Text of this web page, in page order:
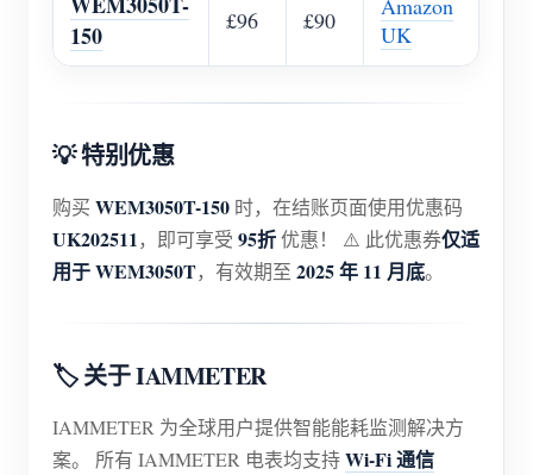
应用商店
光伏排名
150
£96 £90
Amazon
UK
💡 特别优惠
购买 WEM3050T-150 时，在结账页面使用优惠码
UK202511，即可享受 95折优惠！ ⚠️ 此优惠券仅适
用于 WEM3050T，有效期至 2025 年 11 月底。
🏷️ 关于 IAMMETER
IAMMETER 为全球用户提供智能能耗监测解决方
案。 所有 IAMMETER 电表均支持Wi-Fi 通信